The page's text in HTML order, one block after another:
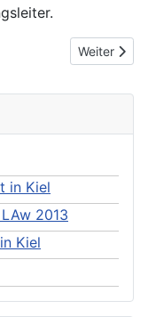
Jugendtag 2017
Next
Weiter
in Kiel
2013
Kiel